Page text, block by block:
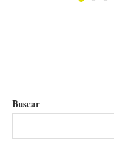
Buscar